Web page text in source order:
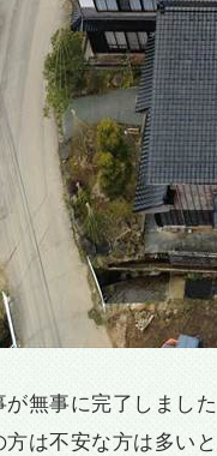
無事に完了しました
は不安な方は多い